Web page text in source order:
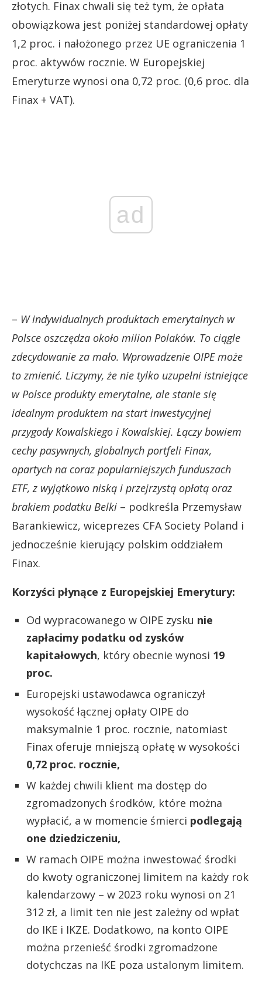
złotych. Finax chwali się też tym, że opłata
obowiązkowa jest poniżej standardowej opłaty
1,2 proc. i nałożonego przez UE ograniczenia 1
proc. aktywów rocznie. W Europejskiej
Emeryturze wynosi ona 0,72 proc. (0,6 proc. dla
Finax + VAT).
ad
– W indywidualnych produktach emerytalnych w
Polsce oszczędza około milion Polaków. To ciągle
zdecydowanie za mało. Wprowadzenie OIPE może
to zmienić. Liczymy, że nie tylko uzupełni istniejące
w Polsce produkty emerytalne, ale stanie się
idealnym produktem na start inwestycyjnej
przygody Kowalskiego i Kowalskiej. Łączy bowiem
cechy pasywnych, globalnych portfeli Finax,
opartych na coraz popularniejszych funduszach
ETF, z wyjątkowo niską i przejrzystą opłatą oraz
brakiem podatku Belki – podkreśla Przemysław
Barankiewicz, wiceprezes CFA Society Poland i
jednocześnie kierujący polskim oddziałem
Finax.
Korzyści płynące z Europejskiej Emerytury:
Od wypracowanego w OIPE zysku nie
zapłacimy podatku od zysków
kapitałowych, który obecnie wynosi 19
proc.
Europejski ustawodawca ograniczył
wysokość łącznej opłaty OIPE do
maksymalnie 1 proc. rocznie, natomiast
Finax oferuje mniejszą opłatę w wysokości
0,72 proc. rocznie,
W każdej chwili klient ma dostęp do
zgromadzonych środków, które można
wypłacić, a w momencie śmierci podlegają
one dziedziczeniu,
W ramach OIPE można inwestować środki
do kwoty ograniczonej limitem na każdy rok
kalendarzowy – w 2023 roku wynosi on 21
312 zł, a limit ten nie jest zależny od wpłat
do IKE i IKZE. Dodatkowo, na konto OIPE
można przenieść środki zgromadzone
dotychczas na IKE poza ustalonym limitem.